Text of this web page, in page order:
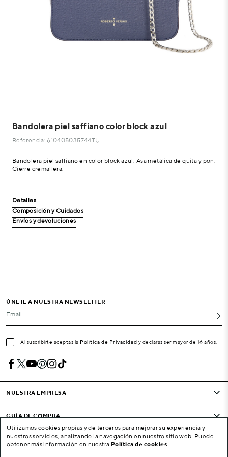
Bandolera piel saffiano color block azul
Referencia: 610405035744TU
Bandolera piel saffiano en color block azul. Asa metálica de quita y pon.
Cierre cremallera.
Detalles
Composición y Cuidados
Envíos y devoluciones
ÚNETE A NUESTRA NEWSLETTER
Email
Al suscribirte aceptas la Política de Privacidad y declaras ser mayor de 16 años.
NUESTRA EMPRESA
GUÍA DE COMPRA
CONDICIONES Y EMPRESA
Utilizamos cookies propias y de terceros para mejorar su experiencia y
nuestros servicios, analizando la navegación en nuestro sitio web. Puede
obtener más información en nuestra Política de cookies